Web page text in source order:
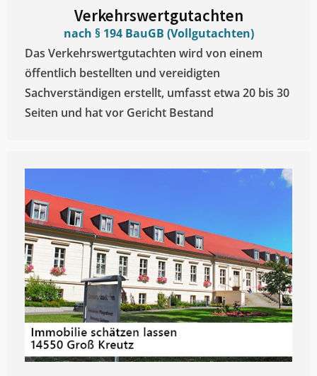
Verkehrswertgutachten
nach § 194 BauGB (Vollgutachten)
Das Verkehrswertgutachten wird von einem
öffentlich bestellten und vereidigten
Sachverständigen erstellt, umfasst etwa 20 bis 30
Seiten und hat vor Gericht Bestand